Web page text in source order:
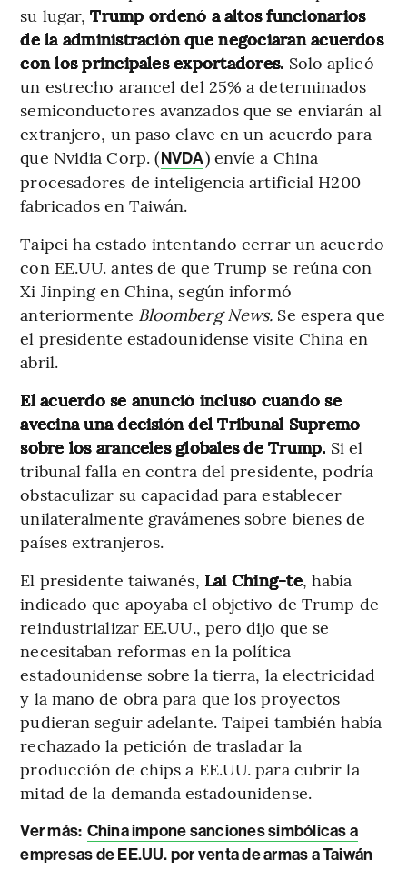
su lugar,Trump ordenó a altos funcionarios
de la administración que negociaran acuerdos
con los principales exportadores. Solo aplicó
un estrecho arancel del 25% a determinados
semiconductores avanzados que se enviarán al
extranjero, un paso clave en un acuerdo para
que Nvidia Corp. (NVDA) envíe a China
procesadores de inteligencia artificial H200
fabricados en Taiwán.
Taipei ha estado intentando cerrar un acuerdo
con EE.UU. antes de que Trump se reúna con
Xi Jinping en China, según informó
anteriormente Bloomberg News. Se espera que
el presidente estadounidense visite China en
abril.
El acuerdo se anunció incluso cuando se
avecina una decisión del Tribunal Supremo
sobre los aranceles globales de Trump. Si el
tribunal falla en contra del presidente, podría
obstaculizar su capacidad para establecer
unilateralmente gravámenes sobre bienes de
países extranjeros.
El presidente taiwanés, Lai Ching-te, había
indicado que apoyaba el objetivo de Trump de
reindustrializar EE.UU., pero dijo que se
necesitaban reformas en la política
estadounidense sobre la tierra, la electricidad
y la mano de obra para que los proyectos
pudieran seguir adelante. Taipei también había
rechazado la petición de trasladar la
producción de chips a EE.UU. para cubrir la
mitad de la demanda estadounidense.
Ver más: China impone sanciones simbólicas a
empresas de EE.UU. por venta de armas a Taiwán